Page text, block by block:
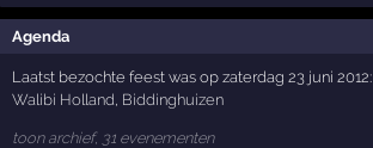
Agenda
Laatst bezochte feest was op zaterdag 23 juni 2012:
Walibi Holland, Biddinghuizen
toon archief, 31 evenementen